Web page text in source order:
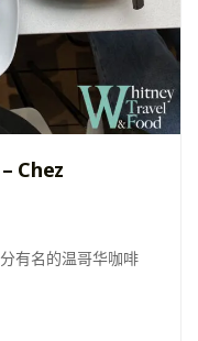
Chez
有名的温哥华咖啡